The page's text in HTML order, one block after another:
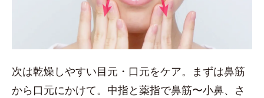
次は乾燥しやすい目元・口元をケア。まずは鼻筋
から口元にかけて。中指と薬指で鼻筋〜小鼻、さ